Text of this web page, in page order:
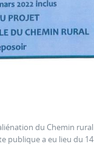
du Chemin rural
publique a eu lieu du 14